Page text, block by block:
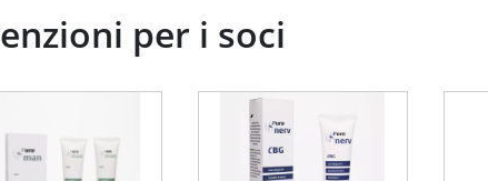
per i soci